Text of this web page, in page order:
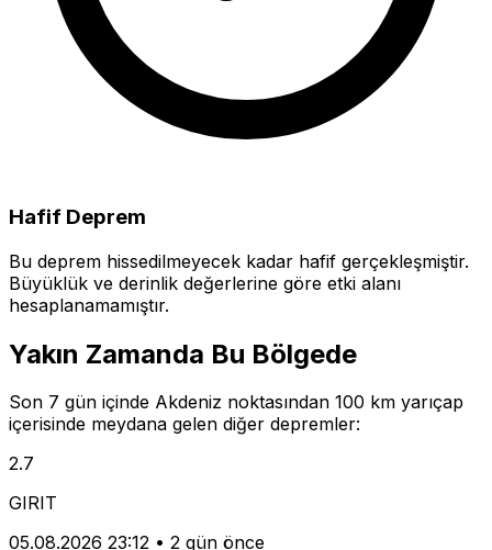
Hafif Deprem
Bu deprem hissedilmeyecek kadar hafif gerçekleşmiştir.
Büyüklük ve derinlik değerlerine göre etki alanı
hesaplanamamıştır.
Yakın Zamanda Bu Bölgede
Son 7 gün içinde Akdeniz noktasından 100 km yarıçap
içerisinde meydana gelen diğer depremler:
2.7
GIRIT
05.08.2026 23:12 • 2 gün önce